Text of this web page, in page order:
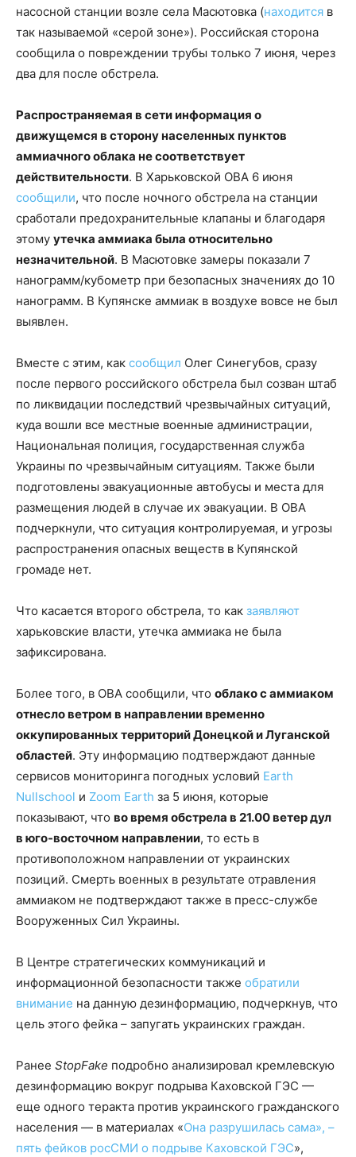
насосной станции возле села Масютовка (находится в
так называемой «серой зоне»). Российская сторона
сообщила о повреждении трубы только 7 июня, через
два для после обстрела.
Распространяемая в сети информация о
движущемся в сторону населенных пунктов
аммиачного облака не соответствует
действительности. В Харьковской ОВА 6 июня
сообщили, что после ночного обстрела на станции
сработали предохранительные клапаны и благодаря
этому утечка аммиака была относительно
незначительной. В Масютовке замеры показали 7
нанограмм/кубометр при безопасных значениях до 10
нанограмм. В Купянске аммиак в воздухе вовсе не был
выявлен.
Вместе с этим, как сообщил Олег Синегубов, сразу
после первого российского обстрела был созван штаб
по ликвидации последствий чрезвычайных ситуаций,
куда вошли все местные военные администрации,
Национальная полиция, государственная служба
Украины по чрезвычайным ситуациям. Также были
подготовлены эвакуационные автобусы и места для
размещения людей в случае их эвакуации. В ОВА
подчеркнули, что ситуация контролируемая, и угрозы
распространения опасных веществ в Купянской
громаде нет.
Что касается второго обстрела, то как заявляют
харьковские власти, утечка аммиака не была
зафиксирована.
Более того, в ОВА сообщили, что облако с аммиаком
отнесло ветром в направлении временно
оккупированных территорий Донецкой и Луганской
областей. Эту информацию подтверждают данные
сервисов мониторинга погодных условий Earth
Nullschool и Zoom Earth за 5 июня, которые
показывают, что во время обстрела в 21.00 ветер дул
в юго-восточном направлении, то есть в
противоположном направлении от украинских
позиций. Смерть военных в результате отравления
аммиаком не подтверждают также в пресс-службе
Вооруженных Сил Украины.
В Центре стратегических коммуникаций и
информационной безопасности также обратили
внимание на данную дезинформацию, подчеркнув, что
цель этого фейка – запугать украинских граждан.
Ранее StopFake подробно анализировал кремлевскую
дезинформацию вокруг подрыва Каховской ГЭС —
еще одного теракта против украинского гражданского
населения — в материалах «Она разрушилась сама», –
пять фейков росСМИ о подрыве Каховской ГЭС»,